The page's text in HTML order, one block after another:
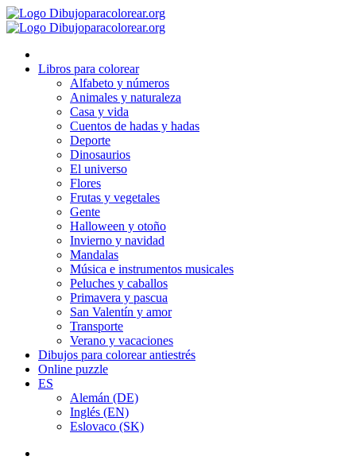
Ir
al
Libros para colorear
Alfabeto y números
Animales y naturaleza
Casa y vida
Cuentos de hadas y hadas
Deporte
Dinosaurios
El universo
Flores
Frutas y vegetales
Gente
Halloween y otoño
Invierno y navidad
Mandalas
Música e instrumentos musicales
Peluches y caballos
Primavera y pascua
San Valentín y amor
Transporte
Verano y vacaciones
Dibujos para colorear antiestrés
Online puzzle
ES
Alemán (DE)
Inglés (EN)
Eslovaco (SK)